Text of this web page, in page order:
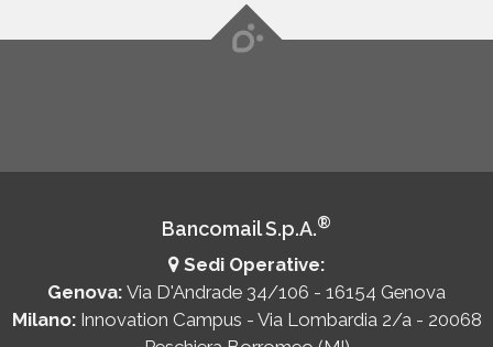
Bancomail S.p.A.®
Sedi Operative:
Genova: Via D'Andrade 34/106 - 16154 Genova
Milano: Innovation Campus - Via Lombardia 2/a - 20068